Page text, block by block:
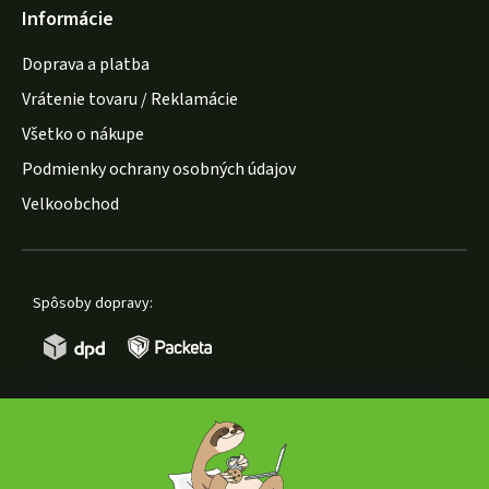
Informácie
Doprava a platba
Vrátenie tovaru / Reklamácie
Všetko o nákupe
Podmienky ochrany osobných údajov
Velkoobchod
Spôsoby dopravy: